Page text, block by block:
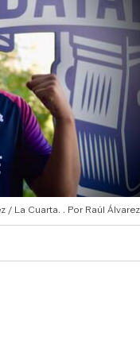
/ La Cuarta. Raúl Álvarez